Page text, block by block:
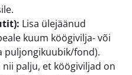
Lisa ülejäänud
kuum köögivilja- või
puljongikuubik/fond).
palju, et köögiviljad on